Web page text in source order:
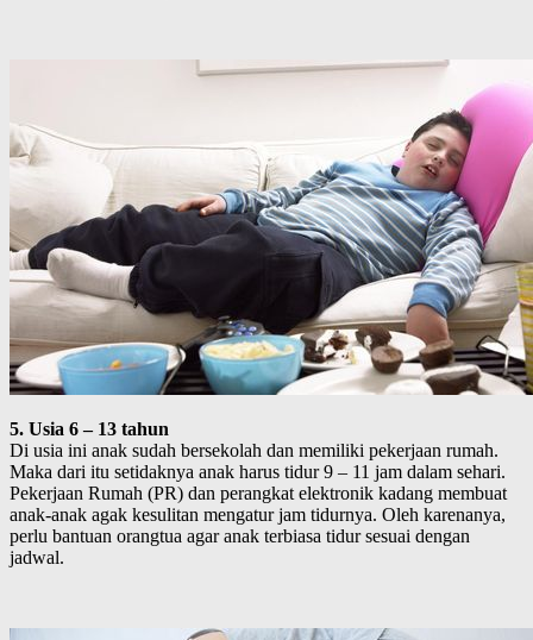
5. Usia 6 – 13 tahun
Di usia ini anak sudah bersekolah dan memiliki pekerjaan rumah.
Maka dari itu setidaknya anak harus tidur 9 – 11 jam dalam sehari.
Pekerjaan Rumah (PR) dan perangkat elektronik kadang membuat
anak-anak agak kesulitan mengatur jam tidurnya. Oleh karenanya,
perlu bantuan orangtua agar anak terbiasa tidur sesuai dengan
jadwal.